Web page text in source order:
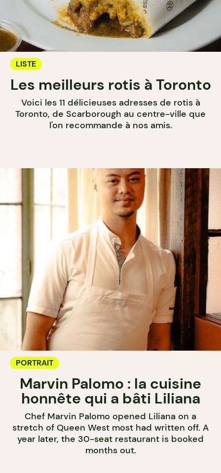
LISTE
Les meilleurs rotis à Toronto
Voici les 11 délicieuses adresses de rotis à
Toronto, de Scarborough au centre-ville que
l'on recommande à nos amis.
PORTRAIT
Marvin Palomo : la cuisine
honnête qui a bâti Liliana
Chef Marvin Palomo opened Liliana on a
stretch of Queen West most had written off. A
year later, the 30-seat restaurant is booked
months out.